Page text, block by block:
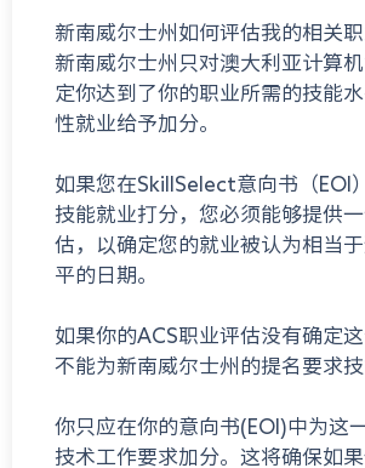
新南威尔士州如何评估我的相关职
新南威尔士州只对澳大利亚计算
定你达到了你的职业所需的技能
性就业给予加分。
如果您在SkillSelect意向书（EOI
技能就业打分，您必须能够提供
估，以确定您的就业被认为相当
平的日期。
如果你的ACS职业评估没有确定
不能为新南威尔士州的提名要求技
你只应在你的意向书(EOI)中为这
技术工作要求加分。这将确保如